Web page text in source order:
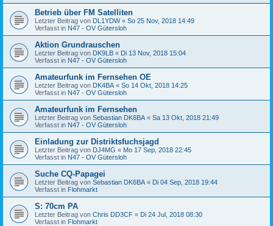
Betrieb über FM Satelliten
Letzter Beitrag von DL1YDW« So 25 Nov, 2018 14:49
Verfasst in N47 - OV Gütersloh
Aktion Grundrauschen
Letzter Beitrag von DK9LB « Di 13 Nov, 2018 15:04
Verfasst in N47 - OV Gütersloh
Amateurfunk im Fernsehen OE
Letzter Beitrag von DK4BA « So 14 Okt, 2018 14:25
Verfasst in N47 - OV Gütersloh
Amateurfunk im Fernsehen
Letzter Beitrag von Sebastian DK6BA « Sa 13 Okt, 2018 21:49
Verfasst in N47 - OV Gütersloh
Einladung zur Distriktsfuchsjagd
Letzter Beitrag von DJ4MG « Mo 17 Sep, 2018 22:45
Verfasst in N47 - OV Gütersloh
Suche CQ-Papagei
Letzter Beitrag von Sebastian DK6BA « Di 04 Sep, 2018 19:44
Verfasst in Flohmarkt
S: 70cm PA
Letzter Beitrag von Chris DD3CF « Di 24 Jul, 2018 08:30
Verfasst in Flohmarkt